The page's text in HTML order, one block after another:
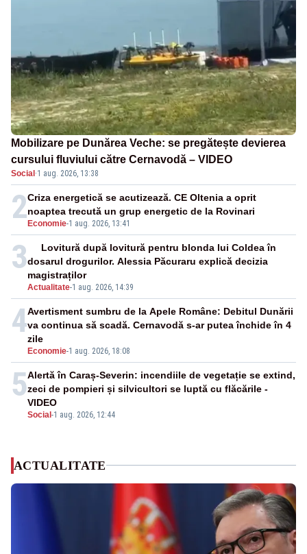
Mobilizare pe Dunărea Veche: se pregătește devierea
cursului fluviului către Cernavodă – VIDEO
Social·1 aug. 2026, 13:38
2Economie-1 aug. 2026, 13:41
Criza energetică se acutizează. CE Oltenia a oprit
noaptea trecută un grup energetic de la Rovinari
3
Actualitate-1 aug. 2026, 14:39
Lovitură după lovitură pentru blonda lui Coldea în
dosarul drogurilor. Alessia Păcuraru explică decizia
magistraților
4
Economie-1 aug. 2026, 18:08
Avertisment sumbru de la Apele Române: Debitul Dunării
va continua să scadă. Cernavodă s-ar putea închide în 4
zile
5
Social-1 aug. 2026, 12:44
Alertă în Caraș-Severin: incendiile de vegetație se extind,
zeci de pompieri și silvicultori se luptă cu flăcările -
VIDEO
ACTUALITATE